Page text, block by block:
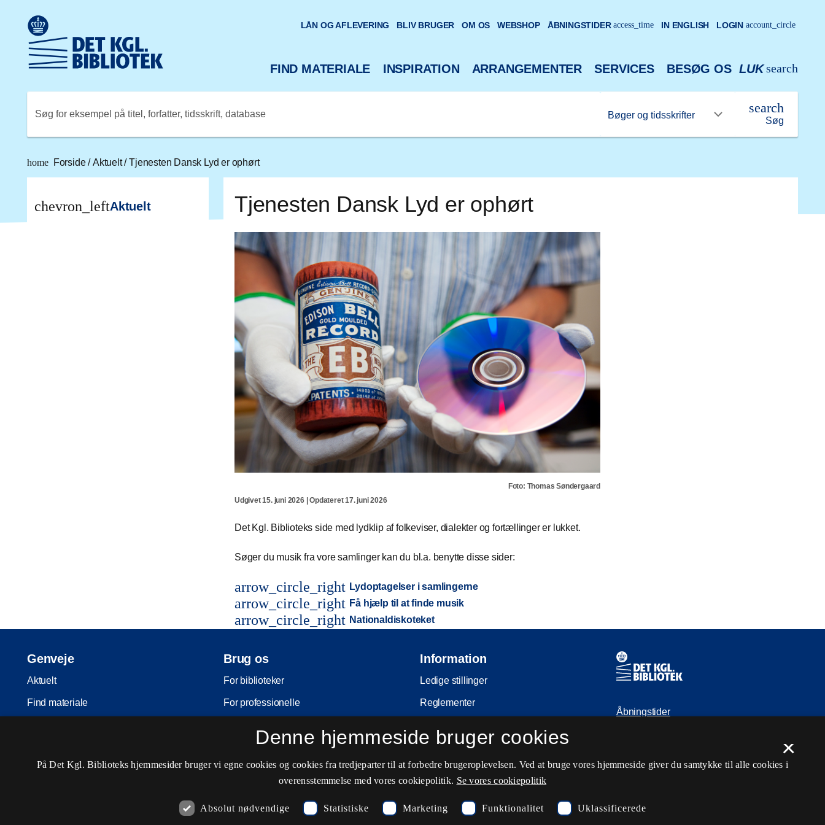
Det Kongelige Biblioteks logo. Gå til Det Kongelige Biblioteks hjemmeside
FIND MATERIALE INSPIRATION ARRANGEMENTER SERVICES BESØG OS search
LUK
Søg for eksempel på titel, forfatter, tidsskrift, database
Søg
search
LÅN OG AFLEVERING BLIV BRUGER OM OS WEBSHOP ÅBNINGSTIDER access_time IN ENGLISH LOGIN account_circle
home Forside/ Aktuelt/ Tjenesten Dansk Lyd er ophørt
chevron_leftAktuelt Tjenesten Dansk Lyd er ophørt
Foto: Thomas Søndergaard
Udgivet 15. juni 2026 | Opdateret 17. juni 2026
Det Kgl. Biblioteks side med lydklip af folkeviser, dialekter og fortællinger er lukket.
Søger du musik fra vore samlinger kan du bl.a. benytte disse sider:
arrow_circle_right Lydoptagelser i samlingerne
arrow_circle_right Få hjælp til at finde musik
arrow_circle_right Nationaldiskoteket
Genveje
Aktuelt
Find materiale
Services
Brug os
For biblioteker
For professionelle
Møder og konferencer
Nota-service
Information
Ledige stillinger
Reglementer
Privatlivs- og persondatapolitik
Tilgængelighedserklæring
Cookieindstillinger
Kontaktinformationer
Åbningstider
×
Denne hjemmeside bruger cookies
På Det Kgl. Biblioteks hjemmesider bruger vi egne cookies og cookies fra tredjeparter til at forbedre brugeroplevelsen. Ved at bruge vores hjemmeside giver du samtykke til alle cookies i
overensstemmelse med vores cookiepolitik. Se vores cookiepolitik
Absolut nødvendige Statistiske Marketing Funktionalitet Uklassificerede